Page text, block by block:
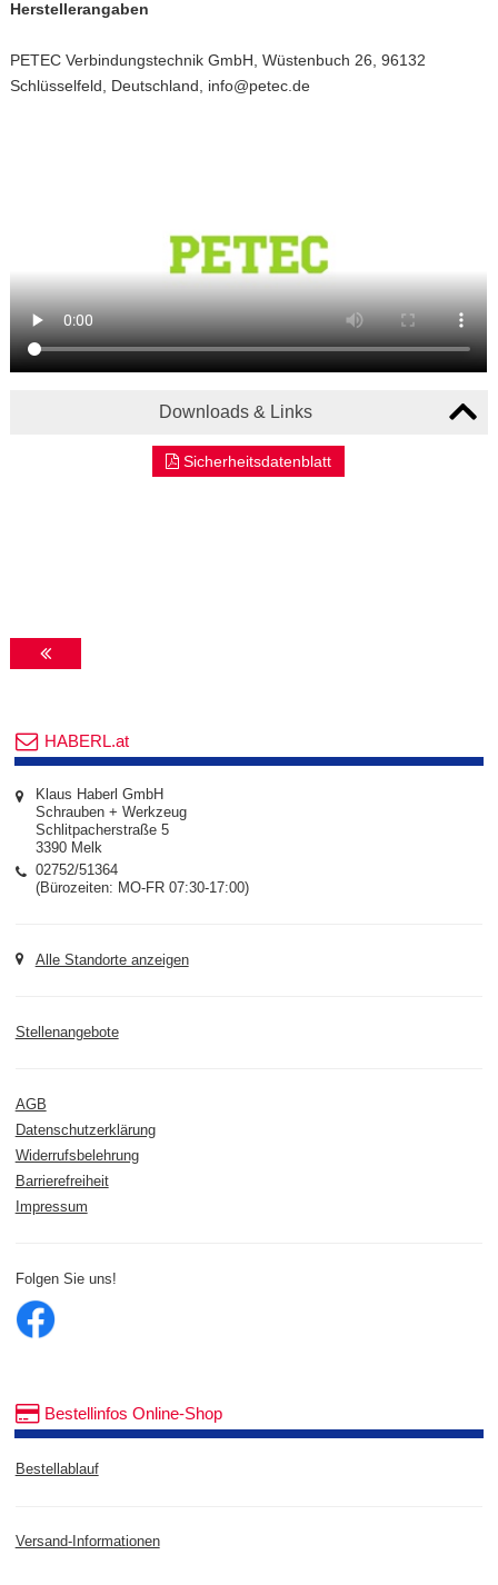
Herstellerangaben
PETEC Verbindungstechnik GmbH, Wüstenbuch 26, 96132
Schlüsselfeld, Deutschland, info@petec.de
Downloads & Links
Sicherheitsdatenblatt
HABERL.at
Klaus Haberl GmbH
Schrauben + Werkzeug
Schlitpacherstraße 5
3390 Melk
02752/51364
(Bürozeiten: MO-FR 07:30-17:00)
Alle Standorte anzeigen
Stellenangebote
AGB
Datenschutzerklärung
Widerrufsbelehrung
Barrierefreiheit
Impressum
Folgen Sie uns!
Bestellinfos Online-Shop
Bestellablauf
Versand-Informationen